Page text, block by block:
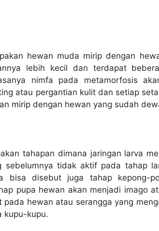
hewan muda mirip dengan
lebih kecil dan terdapat
nimfa pada metamorfosis
atau pergantian kulit dan setiap
mirip dengan hewan yang sudah
tahapan dimana jaringan larva
sebelumnya tidak aktif pada tahap
bisa disebut juga tahap kepong-
pupa hewan akan menjadi imago
pada hewan atau serangga yang
kupu-kupu.